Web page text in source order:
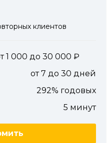
клиентов
1 000 до 30 000
от 7 до 30 дней
292% годовых
5 минут